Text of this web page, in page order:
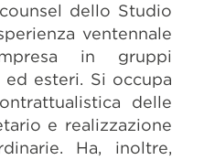
dello Studio
ventennale
in gruppi
esteri. Si occupa
delle
e realizzazione
Ha, inoltre,